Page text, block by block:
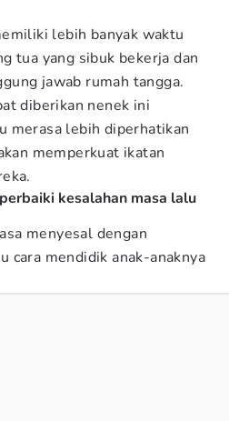
lebih banyak waktu
tua yang sibuk bekerja dan
jawab rumah tangga.
diberikan nenek ini
merasa lebih diperhatikan
memperkuat ikatan
kesalahan masa lalu
menyesal dengan
cara mendidik anak-anaknya